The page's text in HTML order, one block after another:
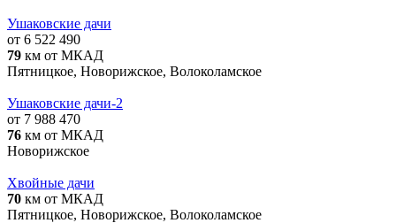
Ушаковские дачи
от 6 522 490
79 км от МКАД
Пятницкое, Новорижское, Волоколамское
Ушаковские дачи-2
от 7 988 470
76 км от МКАД
Новорижское
Хвойные дачи
70 км от МКАД
Пятницкое, Новорижское, Волоколамское